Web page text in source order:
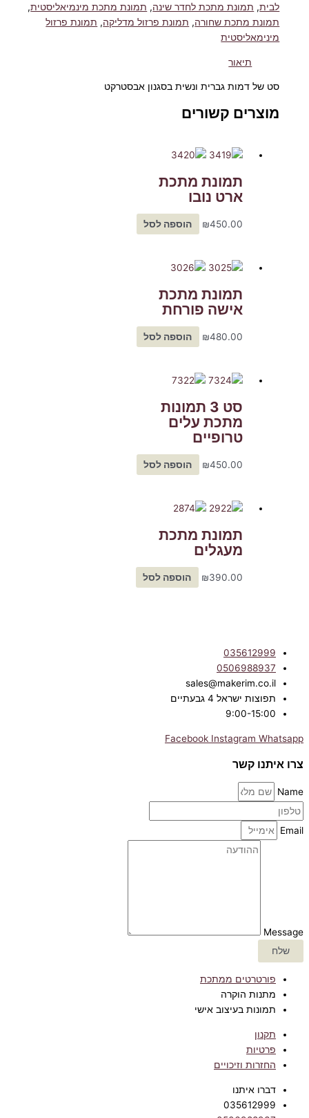
לבית,תמונת מתכת לחדר שינה,תמונת מתכת מינמיאליסטית,
תמונת מתכת שחורה,תמונת פרזול מדליקה,תמונת פרזול
מינימאליסטית
תיאור
סט של דמות גברית ונשית בסגנון אבסטרקט
מוצרים קשורים
תמונת מתכת
ארט נובו
₪450.00 הוספה לסל
תמונת מתכת
אישה פורחת
₪480.00 הוספה לסל
סט 3 תמונות
מתכת עלים
טרופיים
₪450.00 הוספה לסל
תמונת מתכת
מעגלים
₪390.00 הוספה לסל
035612999
0506988937
sales@makerim.co.il
תפוצות ישראל 4 גבעתיים
9:00-15:00
Facebook Instagram Whatsapp
צרו איתנו קשר
Name
Email
Message
שלח
פורטרטים ממתכת
מתנות הוקרה
תמונות בעיצוב אישי
תקנון
פרטיות
החזרות וזיכויים
דברו איתנו
035612999